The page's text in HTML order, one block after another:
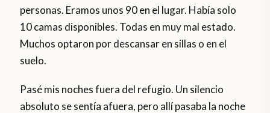
personas. Eramos unos 90 en el lugar. Había solo
10 camas disponibles. Todas en muy mal estado.
Muchos optaron por descansar en sillas o en el
suelo.
Pasé mis noches fuera del refugio. Un silencio
absoluto se sentía afuera, pero allí pasaba la noche